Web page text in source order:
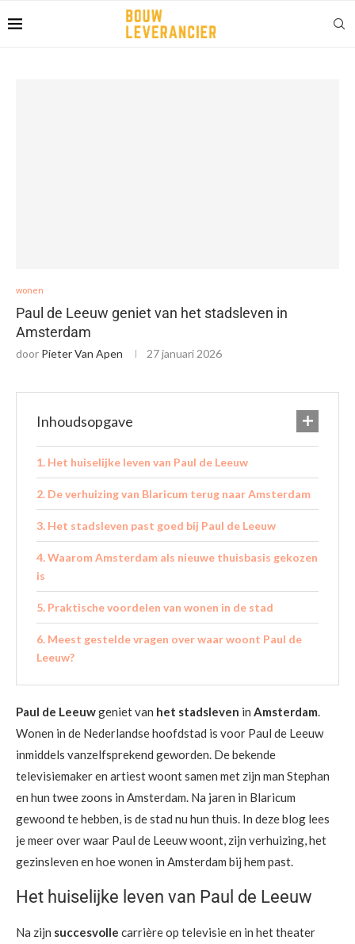
wonen
Paul de Leeuw geniet van het stadsleven in
Amsterdam
door Pieter Van Apen 27 januari 2026
Inhoudsopgave
Het huiselijke leven van Paul de Leeuw
De verhuizing van Blaricum terug naar Amsterdam
Het stadsleven past goed bij Paul de Leeuw
Waarom Amsterdam als nieuwe thuisbasis gekozen
is
Praktische voordelen van wonen in de stad
Meest gestelde vragen over waar woont Paul de
Leeuw?
Paul de Leeuwgeniet van het stadsleven in Amsterdam
Wonen in de Nederlandse hoofdstad is voor Paul de Leeuw
inmiddels vanzelfsprekend geworden. De bekende
televisiemaker en artiest woont samen met zijn man Stephan
en hun twee zoons in Amsterdam. Na jaren in Blaricum
gewoond te hebben, is de stad nu hun thuis. In deze blog lees
je meer over waar Paul de Leeuw woont, zijn verhuizing, het
gezinsleven en hoe wonen in Amsterdam bij hem past.
Het huiselijke leven van Paul de Leeuw
Na zijn succesvolle carrière op televisie en in het theater